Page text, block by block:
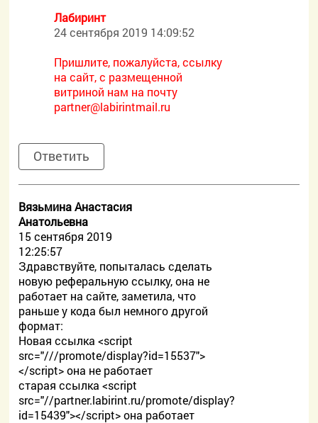
Лабиринт
24 сентября 2019 14:09:52
Пришлите, пожалуйста, ссылку
на сайт, с размещенной
витриной нам на почту
partner@labirintmail.ru
Ответить
Вязьмина Анастасия
Анатольевна
15 сентября 2019
12:25:57
Здравствуйте, попыталась сделать
новую реферальную ссылку, она не
работает на сайте, заметила, что
раньше у кода был немного другой
формат:
Новая ссылка <script
src="///promote/display?id=15537">
</script> она не работает
старая ссылка <script
src="//partner.labirint.ru/promote/display?
id=15439"></script> она работает